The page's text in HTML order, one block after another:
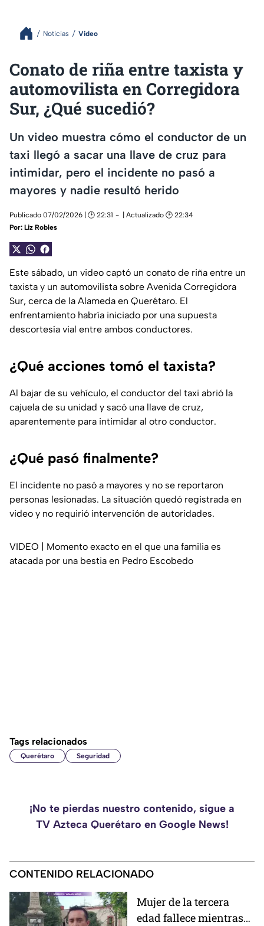
Noticias Video
Conato de riña entre taxista y
automovilista en Corregidora
Sur, ¿Qué sucedió?
Un video muestra cómo el conductor de un
taxi llegó a sacar una llave de cruz para
intimidar, pero el incidente no pasó a
mayores y nadie resultó herido
Publicado 07/02/2026 | 🕑 22:31
| Actualizado 🕑 22:34
Por: Liz Robles
Este sábado, un video captó un conato de riña entre un
taxista y un automovilista sobre Avenida Corregidora
Sur, cerca de la Alameda en Querétaro. El
enfrentamiento habría iniciado por una supuesta
descortesía vial entre ambos conductores.
¿Qué acciones tomó el taxista?
Al bajar de su vehículo, el conductor del taxi abrió la
cajuela de su unidad y sacó una llave de cruz,
aparentemente para intimidar al otro conductor.
¿Qué pasó finalmente?
El incidente no pasó a mayores y no se reportaron
personas lesionadas. La situación quedó registrada en
video y no requirió intervención de autoridades.
VIDEO | Momento exacto en el que una familia es
atacada por una bestia en Pedro Escobedo
Tags relacionados
Querétaro Seguridad
¡No te pierdas nuestro contenido, sigue a
TV Azteca Querétaro en Google News!
CONTENIDO RELACIONADO
Mujer de la tercera
edad fallece mientras